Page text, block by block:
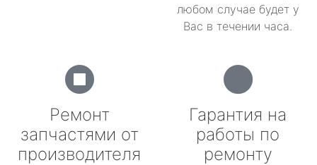
любом случае будет у
Вас в течении часа.
Ремонт
запчастями от
производителя
Гарантия на
работы по
ремонту